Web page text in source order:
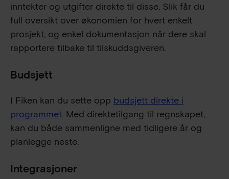
inntekter og utgifter direkte til disse. Slik får du
full oversikt over økonomien for hvert enkelt
prosjekt, og enkel dokumentasjon når dere skal
rapportere tilbake til tilskuddsgiveren.
Budsjett
I Fiken kan du sette opp budsjett direkte i
programmet. Med direktetilgang til regnskapet,
kan du både sammenligne med tidligere år og
planlegge neste.
Integrasjoner